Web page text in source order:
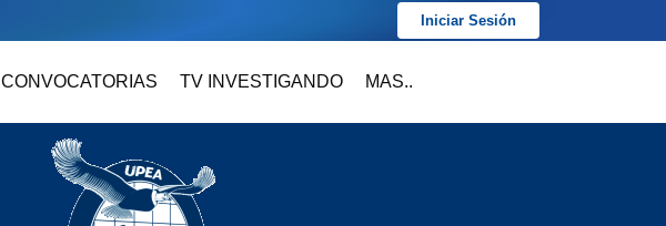
Iniciar Sesión
CONVOCATORIAS TV INVESTIGANDO MAS..